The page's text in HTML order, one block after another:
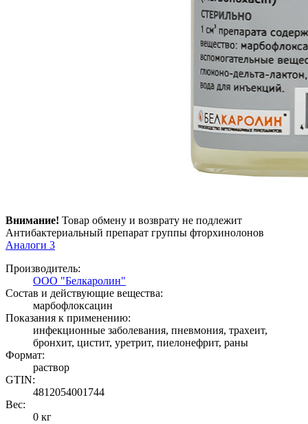
Внимание! Товар обмену и возврату не подлежит
Антибактериальный препарат группы фторхинолонов
Аналоги 3
Производитель:
ООО "Белкаролин"
Состав и действующие вещества:
марбофлоксацин
Показания к применению:
инфекционные заболевания, пневмония, трахеит,
бронхит, цистит, уретрит, пиелонефрит, раны
Формат:
раствор
GTIN:
4812054001744
Вес:
0 кг